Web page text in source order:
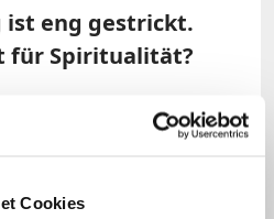
Cookies
ist eng gestrickt.
für Spiritualität?
keine Zeit zu
Es ist nachgewiesen,